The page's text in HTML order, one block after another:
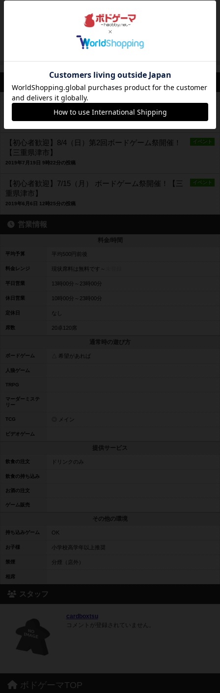
フォローする
三重県の伊勢あたりでボドゲをやってます。最
近集めはじめたばかりです。
三重県 33歳 男性
【初心者歓迎】9/15（日）第3回ボードゲーム祭開催！
【三重県津市】
2019年8月8日 16時22分の投稿
イベント
【初心者歓迎】8/4（日）第2回ボードゲーム祭開催！
【三重県津市】
2019年7月19日 9時22分の投稿
イベント
【初心者歓迎】7/15（月） ボードゲーム祭開催！【三
重県津市】
2019年6月6日 12時25分の投稿
営業情報
料金/時間
平均予算 平均500円前後
料金レンジ 現状席料は無料です～
平日営業 13時00分～23時00分
休日営業 10時00分～23時00分
定休日 なし
席数 20卓120席
通常時の遊び方
ボードゲーム △ 希望があれば
人狼ゲーム
TRPG
マーダーミステ
リー
TCG ◎ メイン
ビデオゲーム
提供サービス
飲食の注文 ドリンクのみ
飲食の持ち込み
お酒の注文
ゲーム販売
その他の環境
持ち込みゲーム OK
お子様 小学校高学年以上推奨
禁煙 分煙（店外）
相席
スタッフ
cardboxtsu
コメントが登録されていません。
ボドゲーマTOP